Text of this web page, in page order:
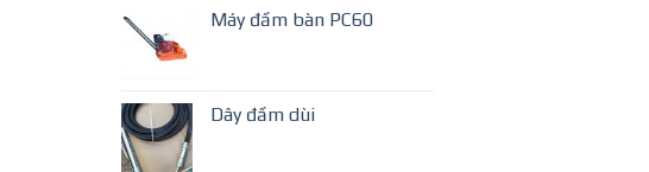
Máy đầm bàn PC60
Dây đầm dùi